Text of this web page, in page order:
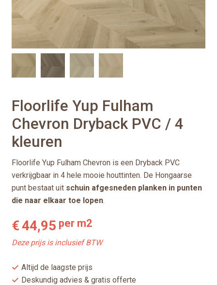
Floorlife Yup Fulham
Chevron Dryback PVC / 4
kleuren
Floorlife Yup Fulham Chevron is een Dryback PVC
verkrijgbaar in 4 hele mooie houttinten. De Hongaarse
punt bestaat uit schuin afgesneden planken in punten
die naar elkaar toe lopen.
€44,95 per m2
Deze prijs is inclusief BTW
Altijd de laagste prijs
Deskundig advies & gratis offerte